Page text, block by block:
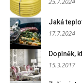
Jaká
17.7.2024
Doplněk,
15.3.2017